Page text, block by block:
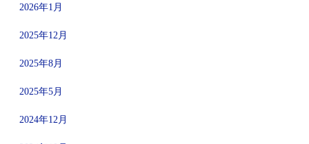
2026年1月
2025年12月
2025年8月
2025年5月
2024年12月